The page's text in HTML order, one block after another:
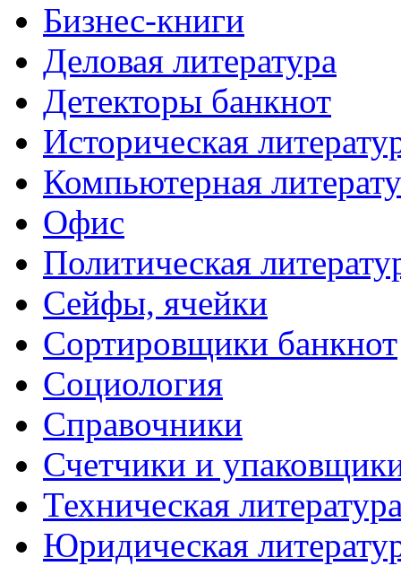
Бизнес-книги
Деловая литература
Детекторы банкнот
Историческая
Компьютерная
Офис
Политическая
Сейфы, ячейки
Сортировщики банкнот
Социология
Справочники
Счетчики и
Техническая
Юридическая